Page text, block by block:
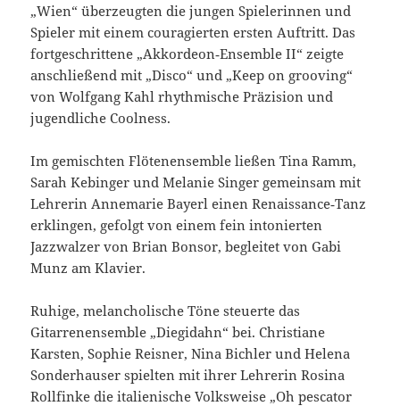
„Wien“ überzeugten die jungen Spielerinnen und
Spieler mit einem couragierten ersten Auftritt. Das
fortgeschrittene „Akkordeon‑Ensemble II“ zeigte
anschließend mit „Disco“ und „Keep on grooving“
von Wolfgang Kahl rhythmische Präzision und
jugendliche Coolness.
Im gemischten Flötenensemble ließen Tina Ramm,
Sarah Kebinger und Melanie Singer gemeinsam mit
Lehrerin Annemarie Bayerl einen Renaissance‑Tanz
erklingen, gefolgt von einem fein intonierten
Jazzwalzer von Brian Bonsor, begleitet von Gabi
Munz am Klavier.
Ruhige, melancholische Töne steuerte das
Gitarrenensemble „Diegidahn“ bei. Christiane
Karsten, Sophie Reisner, Nina Bichler und Helena
Sonderhauser spielten mit ihrer Lehrerin Rosina
Rollfinke die italienische Volksweise „Oh pescator